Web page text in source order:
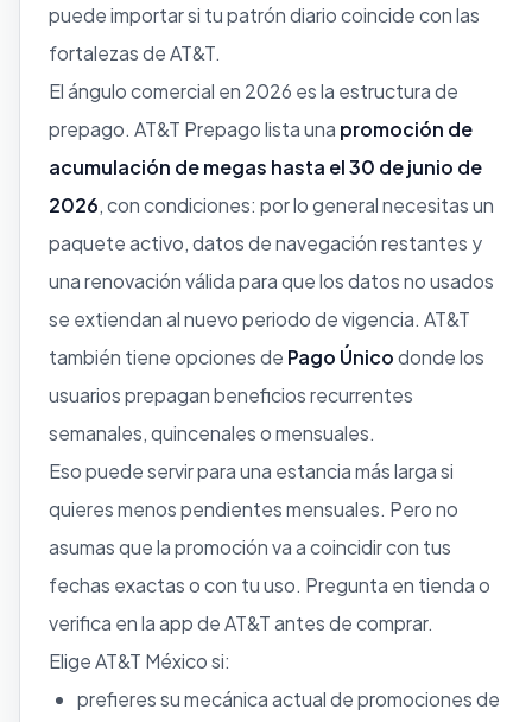
puede importar si tu patrón diario coincide con las
fortalezas de AT&T.
El ángulo comercial en 2026 es la estructura de
prepago. AT&T Prepago lista una promoción de
acumulación de megas hasta el 30 de junio de
2026, con condiciones: por lo general necesitas un
paquete activo, datos de navegación restantes y
una renovación válida para que los datos no usados
se extiendan al nuevo periodo de vigencia. AT&T
también tiene opciones de Pago Únicodonde los
usuarios prepagan beneficios recurrentes
semanales, quincenales o mensuales.
Eso puede servir para una estancia más larga si
quieres menos pendientes mensuales. Pero no
asumas que la promoción va a coincidir con tus
fechas exactas o con tu uso. Pregunta en tienda o
verifica en la app de AT&T antes de comprar.
Elige AT&T México si:
prefieres su mecánica actual de promociones de